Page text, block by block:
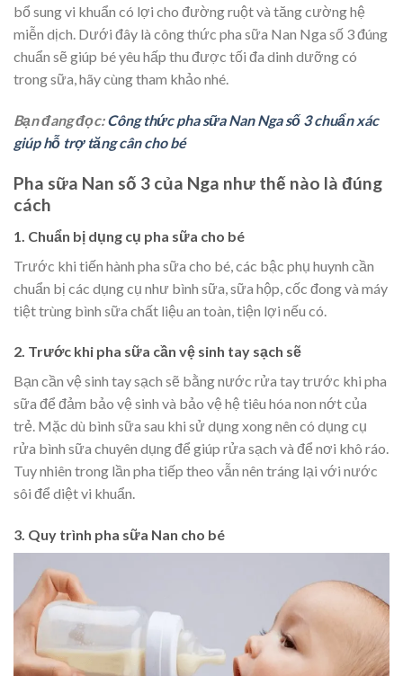
bổ sung vi khuẩn có lợi cho đường ruột và tăng cường hệ
miễn dịch. Dưới đây là công thức pha sữa Nan Nga số 3 đúng
chuẩn sẽ giúp bé yêu hấp thu được tối đa dinh dưỡng có
trong sữa, hãy cùng tham khảo nhé.
Bạn đang đọc:Công thức pha sữa Nan Nga số 3 chuẩn xác
giúp hỗ trợ tăng cân cho bé
Pha sữa Nan số 3 của Nga như thế nào là đúng
cách
1. Chuẩn bị dụng cụ pha sữa cho bé
Trước khi tiến hành pha sữa cho bé, các bậc phụ huynh cần
chuẩn bị các dụng cụ như bình sữa, sữa hộp, cốc đong và máy
tiệt trùng bình sữa chất liệu an toàn, tiện lợi nếu có.
2. Trước khi pha sữa cần vệ sinh tay sạch sẽ
Bạn cần vệ sinh tay sạch sẽ bằng nước rửa tay trước khi pha
sữa để đảm bảo vệ sinh và bảo vệ hệ tiêu hóa non nớt của
trẻ. Mặc dù bình sữa sau khi sử dụng xong nên có dụng cụ
rửa bình sữa chuyên dụng để giúp rửa sạch và để nơi khô ráo.
Tuy nhiên trong lần pha tiếp theo vẫn nên tráng lại với nước
sôi để diệt vi khuẩn.
3. Quy trình pha sữa Nan cho bé